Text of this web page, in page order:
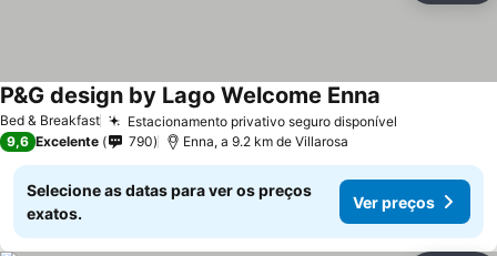
Bed & Breakfast Estacionamento privativo seguro disponível
P&G design by Lago Welcome Enna
9,6 Excelente 790 Enna, a 9.2 km de Villarosa
Selecione as datas para ver os preços
exatos.
Ver preços